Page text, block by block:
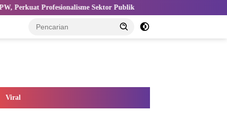
Sektor Publik Kemnaker Perkuat Ekosistem K3 untuk
Viral